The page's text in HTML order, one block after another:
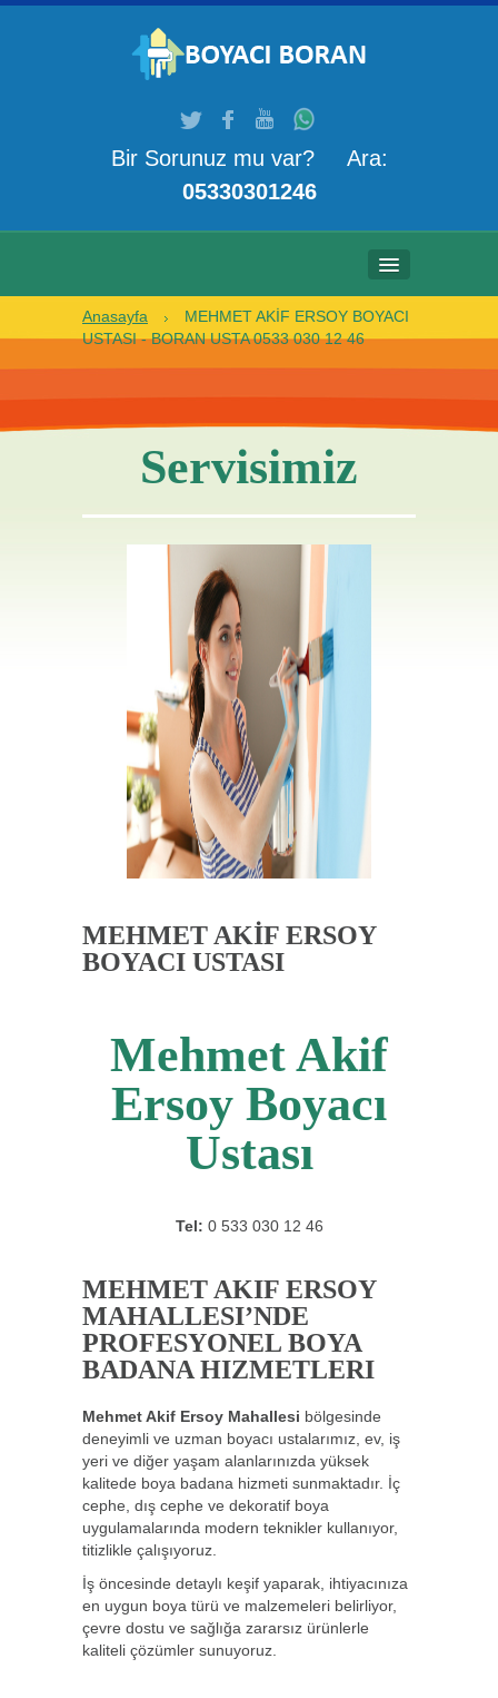
Bir Sorunuz mu var? Ara:
05330301246
ANASAYFA
İLETIŞIM
Anasayfa
MEHMET AKİF ERSOY BOYACI
USTASI - BORAN USTA 0533 030 12 46
Servisimiz
MEHMET AKİF ERSOY
BOYACI USTASI
Mehmet Akif
Ersoy Boyacı
Ustası
Tel: 0 533 030 12 46
MEHMET AKIF ERSOY
MAHALLESI’NDE
PROFESYONEL BOYA
BADANA HIZMETLERI
Mehmet Akif Ersoy Mahallesi bölgesinde
deneyimli ve uzman boyacı ustalarımız, ev, iş
yeri ve diğer yaşam alanlarınızda yüksek
kalitede boya badana hizmeti sunmaktadır. İç
cephe, dış cephe ve dekoratif boya
uygulamalarında modern teknikler kullanıyor,
titizlikle çalışıyoruz.
İş öncesinde detaylı keşif yaparak, ihtiyacınıza
en uygun boya türü ve malzemeleri belirliyor,
çevre dostu ve sağlığa zararsız ürünlerle
kaliteli çözümler sunuyoruz.